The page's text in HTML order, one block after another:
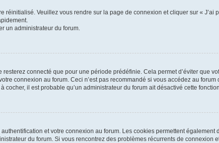
Veuillez vous rendre sur la page de connexion et cliquer sur « J’ai
un administrateur du forum.
connecté que pour une période prédéfinie. Cela permet d’éviter que
connexion au forum. Ceci n’est pas recommandé si vous accédez au
il est probable qu’un administrateur du forum ait désactivé cette
et votre connexion au forum. Les cookies permettent également
du forum. Si vous rencontrez des problèmes récurrents de connexion